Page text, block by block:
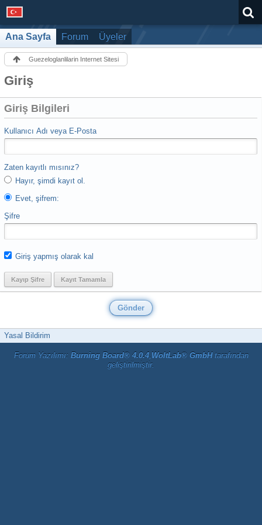
Ana Sayfa Forum Üyeler
Guezeloglanlilarin Internet Sitesi
Giriş
Giriş Bilgileri
Kullanıcı Adı veya E-Posta
Zaten kayıtlı mısınız?
Hayır, şimdi kayıt ol.
Evet, şifrem:
Şifre
Giriş yapmış olarak kal
Kayıp Şifre Kayıt Tamamla
Yasal Bildirim
Forum Yazılımı: Burning Board® 4.0.4, WoltLab® GmbHtarafından
geliştirilmiştir.